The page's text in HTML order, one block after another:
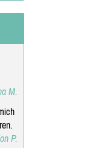
M.
P.